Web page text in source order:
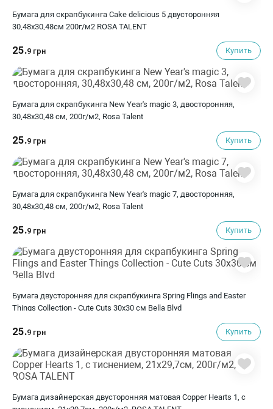
Бумага для скрапбукинга Cake delicious 5 двусторонняя
30,48х30,48см 200г/м2 ROSA TALENT
25.9 грн Купить
Бумага для скрапбукинга New Year's magic 3, двосторонняя,
30,48х30,48 см, 200г/м2, Rosa Talent
25.9 грн Купить
Бумага для скрапбукинга New Year's magic 7, двосторонняя,
30,48х30,48 см, 200г/м2, Rosa Talent
25.9 грн Купить
Бумага двусторонняя для скрапбукинга Spring Flings and Easter
Things Collection - Cute Cuts 30х30 см Bella Blvd
25.9 грн Купить
Бумага дизайнерская двусторонняя матовая Copper Hearts 1, с